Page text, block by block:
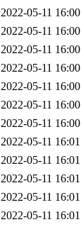
2022-05-11 16:00
2022-05-11 16:00
2022-05-11 16:00
2022-05-11 16:00
2022-05-11 16:00
2022-05-11 16:00
2022-05-11 16:00
2022-05-11 16:01
2022-05-11 16:01
2022-05-11 16:01
2022-05-11 16:01
2022-05-11 16:01